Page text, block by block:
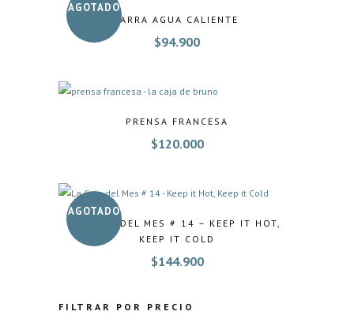
FILTRAR POR PRECIO
AGOTADO
JARRA AGUA CALIENTE
$94.900
PRENSA FRANCESA
$120.000
AGOTADO
LA CAJA DEL MES # 14 – KEEP IT HOT,
KEEP IT COLD
$144.900